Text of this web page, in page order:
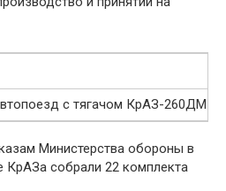
с тягачом КрАЗ-260ДМ
Министерства обороны в
КрАЗа собрали 22 комплекта